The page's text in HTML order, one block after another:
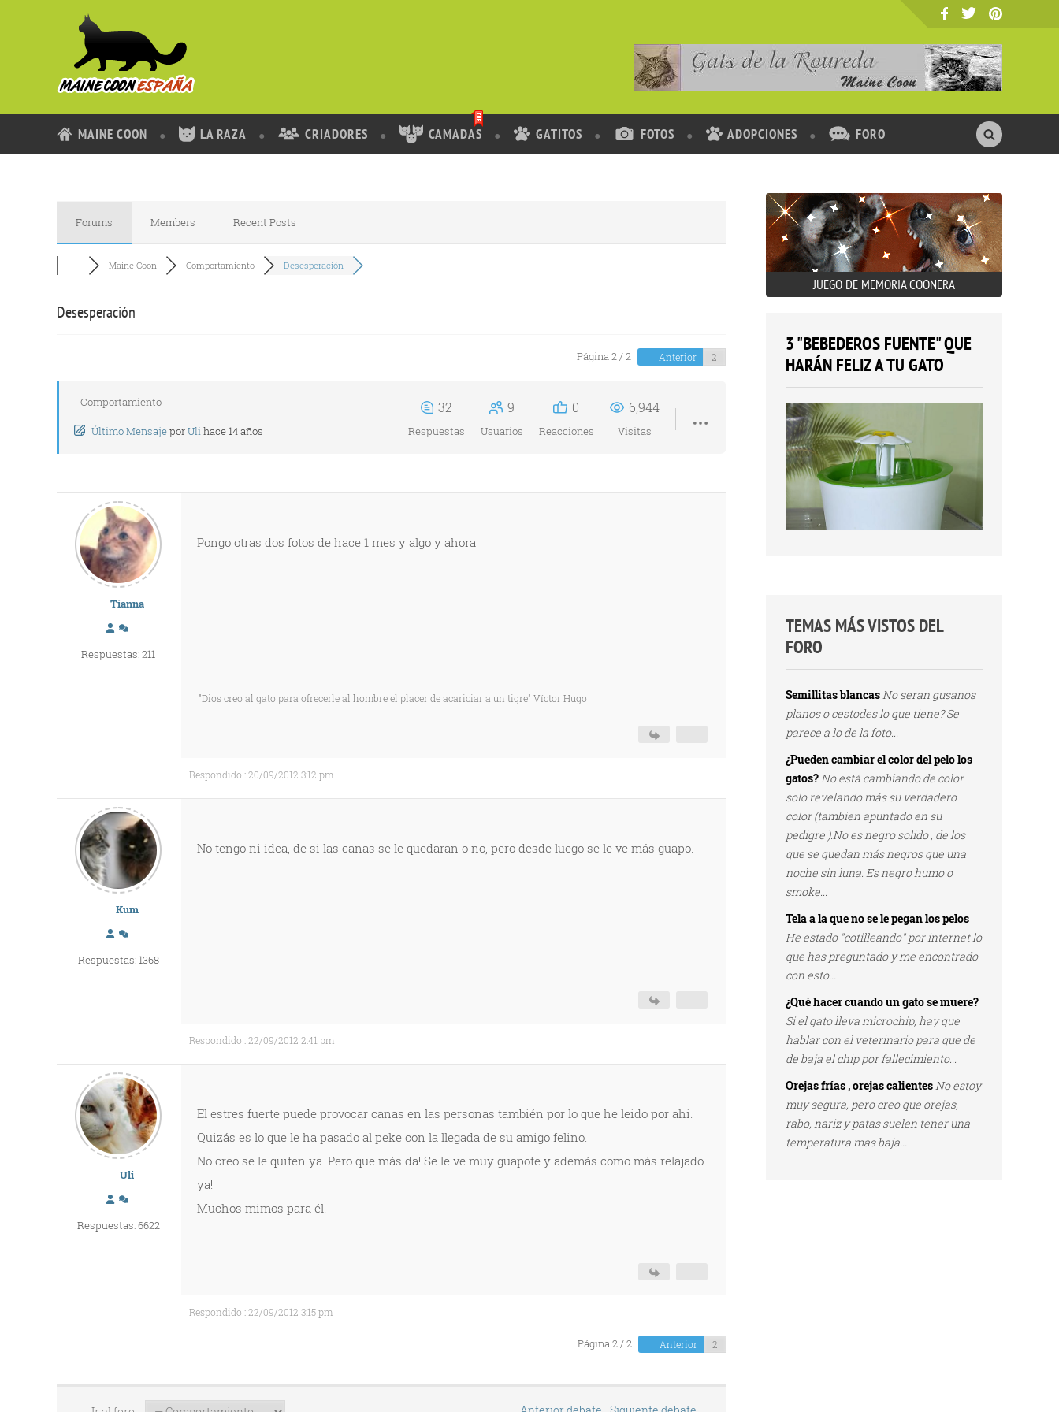
MAINE COON LA RAZA CRIADORES CAMADAS GATITOS FOTOS ADOPCIONES FORO
Forums Members Recent Posts
Maine Coon Comportamiento Desesperación
Desesperación
Página 2 / 2 Anterior
Comportamiento
Último MensajeporUlihace 14 años
32
Respuestas
9
Usuarios
0
Reacciones
6,944
Visitas
Tianna
Respuestas: 211
Pongo otras dos fotos de hace 1 mes y algo y ahora
"Dios creo al gato para ofrecerle al hombre el placer de acariciar a un tigre" Víctor Hugo
Respondido : 20/09/2012 3:12 pm
Kum
Respuestas: 1368
No tengo ni idea, de si las canas se le quedaran o no, pero desde luego se le ve más guapo.
Respondido : 22/09/2012 2:41 pm
Uli
Respuestas: 6622
El estres fuerte puede provocar canas en las personas también por lo que he leido por ahi.
Quizás es lo que le ha pasado al peke con la llegada de su amigo felino.
No creo se le quiten ya. Pero que más da! Se le ve muy guapote y además como más relajado
ya!
Muchos mimos para él!
Respondido : 22/09/2012 3:15 pm
Página 2 / 2 Anterior
JUEGO DE MEMORIA COONERA
3 "BEBEDEROS FUENTE" QUE
HARÁN FELIZ A TU GATO
TEMAS MÁS VISTOS DEL
FORO
Semillitas blancasNo seran gusanos
planos o cestodes lo que tiene? Se
parece a lo de la foto...
¿Pueden cambiar el color del pelo los
gatos?No está cambiando de color
solo revelando más su verdadero
color (tambien apuntado en su
pedigre ).No es negro solido , de los
que se quedan más negros que una
noche sin luna. Es negro humo o
smoke...
Tela a la que no se le pegan los pelos
He estado "cotilleando" por internet lo
que has preguntado y me encontrado
con esto...
¿Qué hacer cuando un gato se muere?
Si el gato lleva microchip, hay que
hablar con el veterinario para que de
de baja el chip por fallecimiento...
Orejas frías , orejas calientesNo estoy
muy segura, pero creo que orejas,
rabo, nariz y patas suelen tener una
temperatura mas baja...